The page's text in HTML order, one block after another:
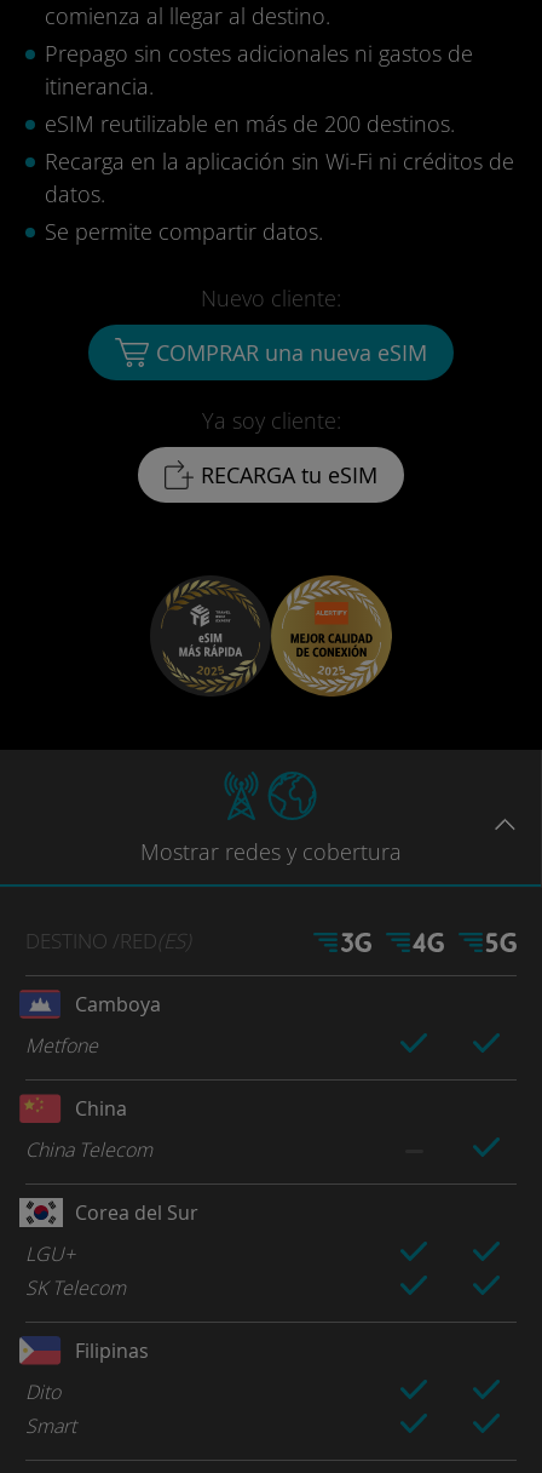
comienza al llegar al destino.
Prepago sin costes adicionales ni gastos de
itinerancia.
eSIM reutilizable en más de 200 destinos.
Recarga en la aplicación sin Wi-Fi ni créditos de
datos.
Se permite compartir datos.
Ya soy cliente:
RECARGA tu eSIM
Nuevo cliente:
COMPRAR una nueva eSIM
Mostrar redes y cobertura
DESTINO /RED(ES)
Camboya
Metfone
China
China Telecom
Corea del Sur
LGU+
SK Telecom
Filipinas
Dito
Smart